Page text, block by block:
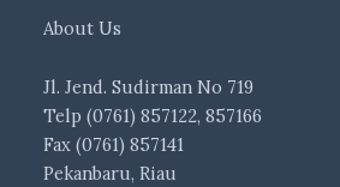
About Us
Jl. Jend. Sudirman No 719
Telp (0761) 857122, 857166
Fax (0761) 857141
Pekanbaru, Riau